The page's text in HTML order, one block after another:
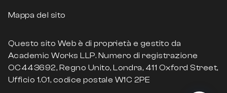
Come Scegliere l’Argomento
La varietà di temi disponibili in Ingegneria
Gestionale è uno dei punti di forza di questa
disciplina, ma può anche rendere difficile la
scelta. Il consiglio è sempre lo stesso: parti da
Mappa del sito
Questo sito Web è di proprietà e gestito da
Academic Works LLP. Numero di registrazione
OC443692, Regno Unito, Londra, 411 Oxford Street,
Ufficio 1.01, codice postale W1C 2PE